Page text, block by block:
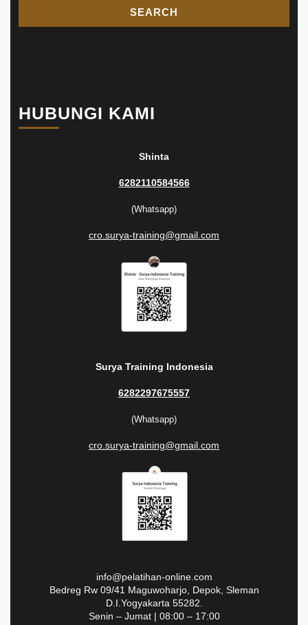
HUBUNGI KAMI
Shinta
6282110584566
(Whatsapp)
cro.surya-training@gmail.com
Surya Training Indonesia
6282297675557
(Whatsapp)
cro.surya-training@gmail.com
info@pelatihan-online.com
Bedreg Rw 09/41 Maguwoharjo, Depok, Sleman
D.I.Yogyakarta 55282.
Senin – Jumat | 08:00 – 17:00